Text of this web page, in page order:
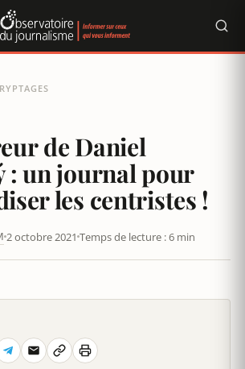
de Daniel
: un journal pour
les centristes !
2 octobre 2021 Temps de lecture : 6 min
des cookies